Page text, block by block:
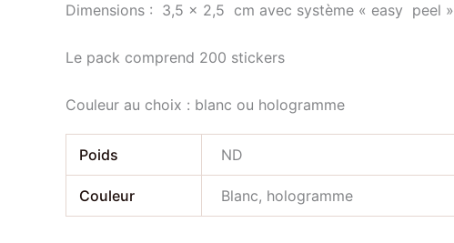
Dimensions : 3,5 x 2,5 cm avec système « easy peel »
Le pack comprend 200 stickers
Couleur au choix : blanc ou hologramme
Poids ND
Couleur Blanc, hologramme